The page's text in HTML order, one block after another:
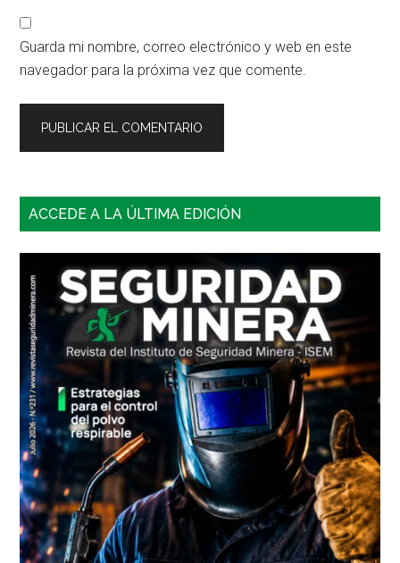
Guarda mi nombre, correo electrónico y web en este
navegador para la próxima vez que comente.
Barra
principal
ACCEDE A LA ÚLTIMA EDICIÓN